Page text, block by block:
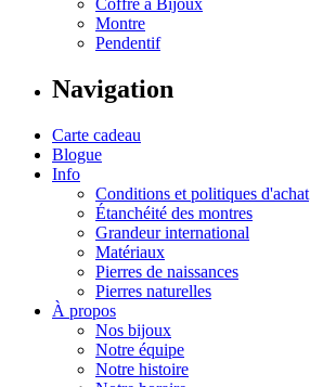
Coffre à Bijoux
Montre
Pendentif
Navigation
Carte cadeau
Blogue
Info
Conditions et politiques d'achat
Étanchéité des montres
Grandeur international
Matériaux
Pierres de naissances
Pierres naturelles
À propos
Nos bijoux
Notre équipe
Notre histoire